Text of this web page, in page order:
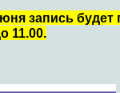
запись будет
11.00.